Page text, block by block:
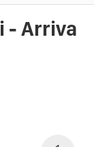
- Arriva